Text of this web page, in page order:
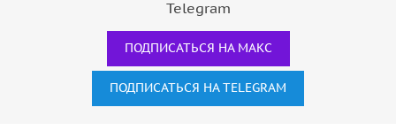
Telegram
ПОДПИСАТЬСЯ НА МАКС
ПОДПИСАТЬСЯ НА TELEGRAM